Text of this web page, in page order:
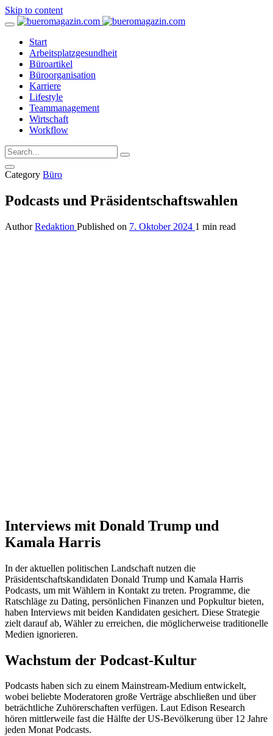
Skip to content
Start
Arbeitsplatzgesundheit
Büroartikel
Büroorganisation
Karriere
Lifestyle
Teammanagement
Wirtschaft
Workflow
Category Büro
Podcasts und Präsidentschaftswahlen
Author Redaktion Published on 7. Oktober 2024 1 min read
Interviews mit Donald Trump und
Kamala Harris
In der aktuellen politischen Landschaft nutzen die
Präsidentschaftskandidaten Donald Trump und Kamala Harris
Podcasts, um mit Wählern in Kontakt zu treten. Programme, die
Ratschläge zu Dating, persönlichen Finanzen und Popkultur bieten,
haben Interviews mit beiden Kandidaten gesichert. Diese Strategie
zielt darauf ab, Wähler zu erreichen, die möglicherweise traditionelle
Medien ignorieren.
Wachstum der Podcast-Kultur
Podcasts haben sich zu einem Mainstream-Medium entwickelt,
wobei beliebte Moderatoren große Verträge abschließen und über
beträchtliche Zuhörerschaften verfügen. Laut Edison Research
hören mittlerweile fast die Hälfte der US-Bevölkerung über 12 Jahre
jeden Monat Podcasts.